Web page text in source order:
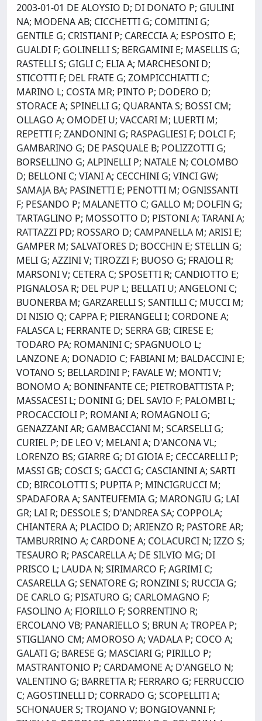
2003-01-01 DE ALOYSIO D; DI DONATO P; GIULINI
NA; MODENA AB; CICCHETTI G; COMITINI G;
GENTILE G; CRISTIANI P; CARECCIA A; ESPOSITO E;
GUALDI F; GOLINELLI S; BERGAMINI E; MASELLIS G;
RASTELLI S; GIGLI C; ELIA A; MARCHESONI D;
STICOTTI F; DEL FRATE G; ZOMPICCHIATTI C;
MARINO L; COSTA MR; PINTO P; DODERO D;
STORACE A; SPINELLI G; QUARANTA S; BOSSI CM;
OLLAGO A; OMODEI U; VACCARI M; LUERTI M;
REPETTI F; ZANDONINI G; RASPAGLIESI F; DOLCI F;
GAMBARINO G; DE PASQUALE B; POLIZZOTTI G;
BORSELLINO G; ALPINELLI P; NATALE N; COLOMBO
D; BELLONI C; VIANI A; CECCHINI G; VINCI GW;
SAMAJA BA; PASINETTI E; PENOTTI M; OGNISSANTI
F; PESANDO P; MALANETTO C; GALLO M; DOLFIN G;
TARTAGLINO P; MOSSOTTO D; PISTONI A; TARANI A;
RATTAZZI PD; ROSSARO D; CAMPANELLA M; ARISI E;
GAMPER M; SALVATORES D; BOCCHIN E; STELLIN G;
MELI G; AZZINI V; TIROZZI F; BUOSO G; FRAIOLI R;
MARSONI V; CETERA C; SPOSETTI R; CANDIOTTO E;
PIGNALOSA R; DEL PUP L; BELLATI U; ANGELONI C;
BUONERBA M; GARZARELLI S; SANTILLI C; MUCCI M;
DI NISIO Q; CAPPA F; PIERANGELI I; CORDONE A;
FALASCA L; FERRANTE D; SERRA GB; CIRESE E;
TODARO PA; ROMANINI C; SPAGNUOLO L;
LANZONE A; DONADIO C; FABIANI M; BALDACCINI E;
VOTANO S; BELLARDINI P; FAVALE W; MONTI V;
BONOMO A; BONINFANTE CE; PIETROBATTISTA P;
MASSACESI L; DONINI G; DEL SAVIO F; PALOMBI L;
PROCACCIOLI P; ROMANI A; ROMAGNOLI G;
GENAZZANI AR; GAMBACCIANI M; SCARSELLI G;
CURIEL P; DE LEO V; MELANI A; D'ANCONA VL;
LORENZO BS; GIARRE G; DI GIOIA E; CECCARELLI P;
MASSI GB; COSCI S; GACCI G; CASCIANINI A; SARTI
CD; BIRCOLOTTI S; PUPITA P; MINCIGRUCCI M;
SPADAFORA A; SANTEUFEMIA G; MARONGIU G; LAI
GR; LAI R; DESSOLE S; D'ANDREA SA; COPPOLA;
CHIANTERA A; PLACIDO D; ARIENZO R; PASTORE AR;
TAMBURRINO A; CARDONE A; COLACURCI N; IZZO S;
TESAURO R; PASCARELLA A; DE SILVIO MG; DI
PRISCO L; LAUDA N; SIRIMARCO F; AGRIMI C;
CASARELLA G; SENATORE G; RONZINI S; RUCCIA G;
DE CARLO G; PISATURO G; CARLOMAGNO F;
FASOLINO A; FIORILLO F; SORRENTINO R;
ERCOLANO VB; PANARIELLO S; BRUN A; TROPEA P;
STIGLIANO CM; AMOROSO A; VADALA P; COCO A;
GALATI G; BARESE G; MASCIARI G; PIRILLO P;
MASTRANTONIO P; CARDAMONE A; D'ANGELO N;
VALENTINO G; BARRETTA R; FERRARO G; FERRUCCIO
C; AGOSTINELLI D; CORRADO G; SCOPELLITI A;
SCHONAUER S; TROJANO V; BONGIOVANNI F;